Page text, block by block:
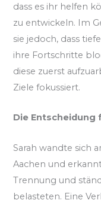
dass es ihr helfen
zu entwickeln. Im
sie jedoch, dass
ihre Fortschritte
diese zuerst
Ziele fokussiert.
Die Entscheidung
Sarah wandte sich
Aachen und
Trennung und
belasteten. Eine